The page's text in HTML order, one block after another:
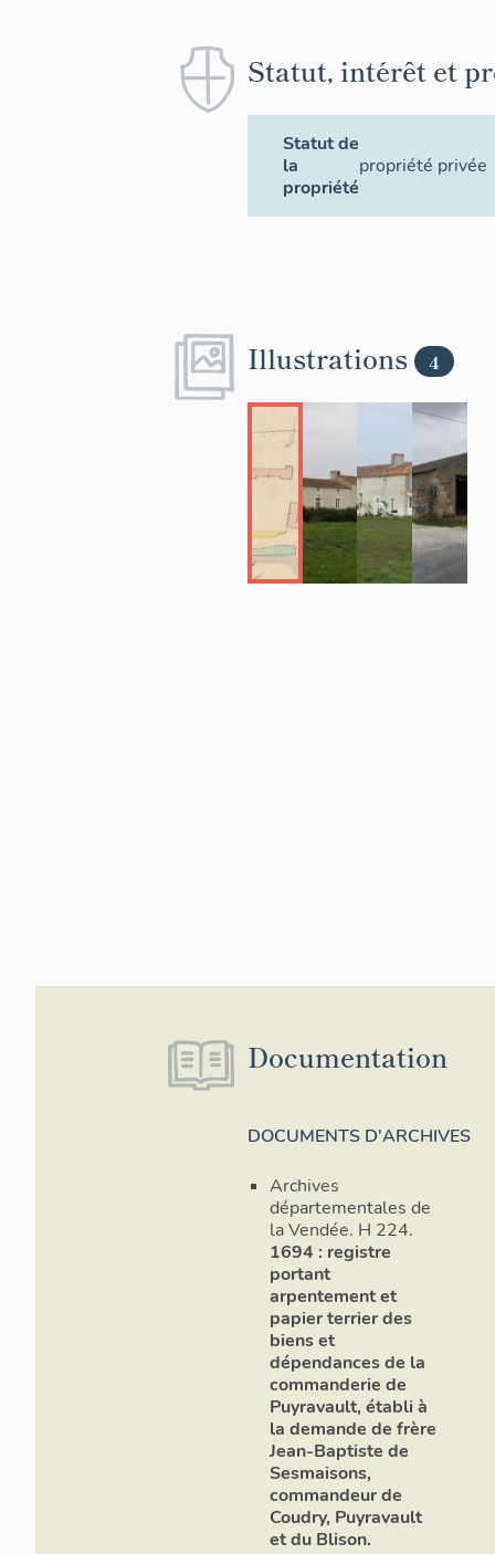
Statut, intérêt et
Statut de
la
propriété
propriété privée
Illustrations 4
Documentation
DOCUMENTS D'ARCHIVES
Archives
départementales de
la Vendée. H 224.
1694 : registre
portant
arpentement et
papier terrier des
biens et
dépendances de la
commanderie de
Puyravault, établi à
la demande de frère
Jean-Baptiste de
Sesmaisons,
commandeur de
Coudry, Puyravault
et du Blison.